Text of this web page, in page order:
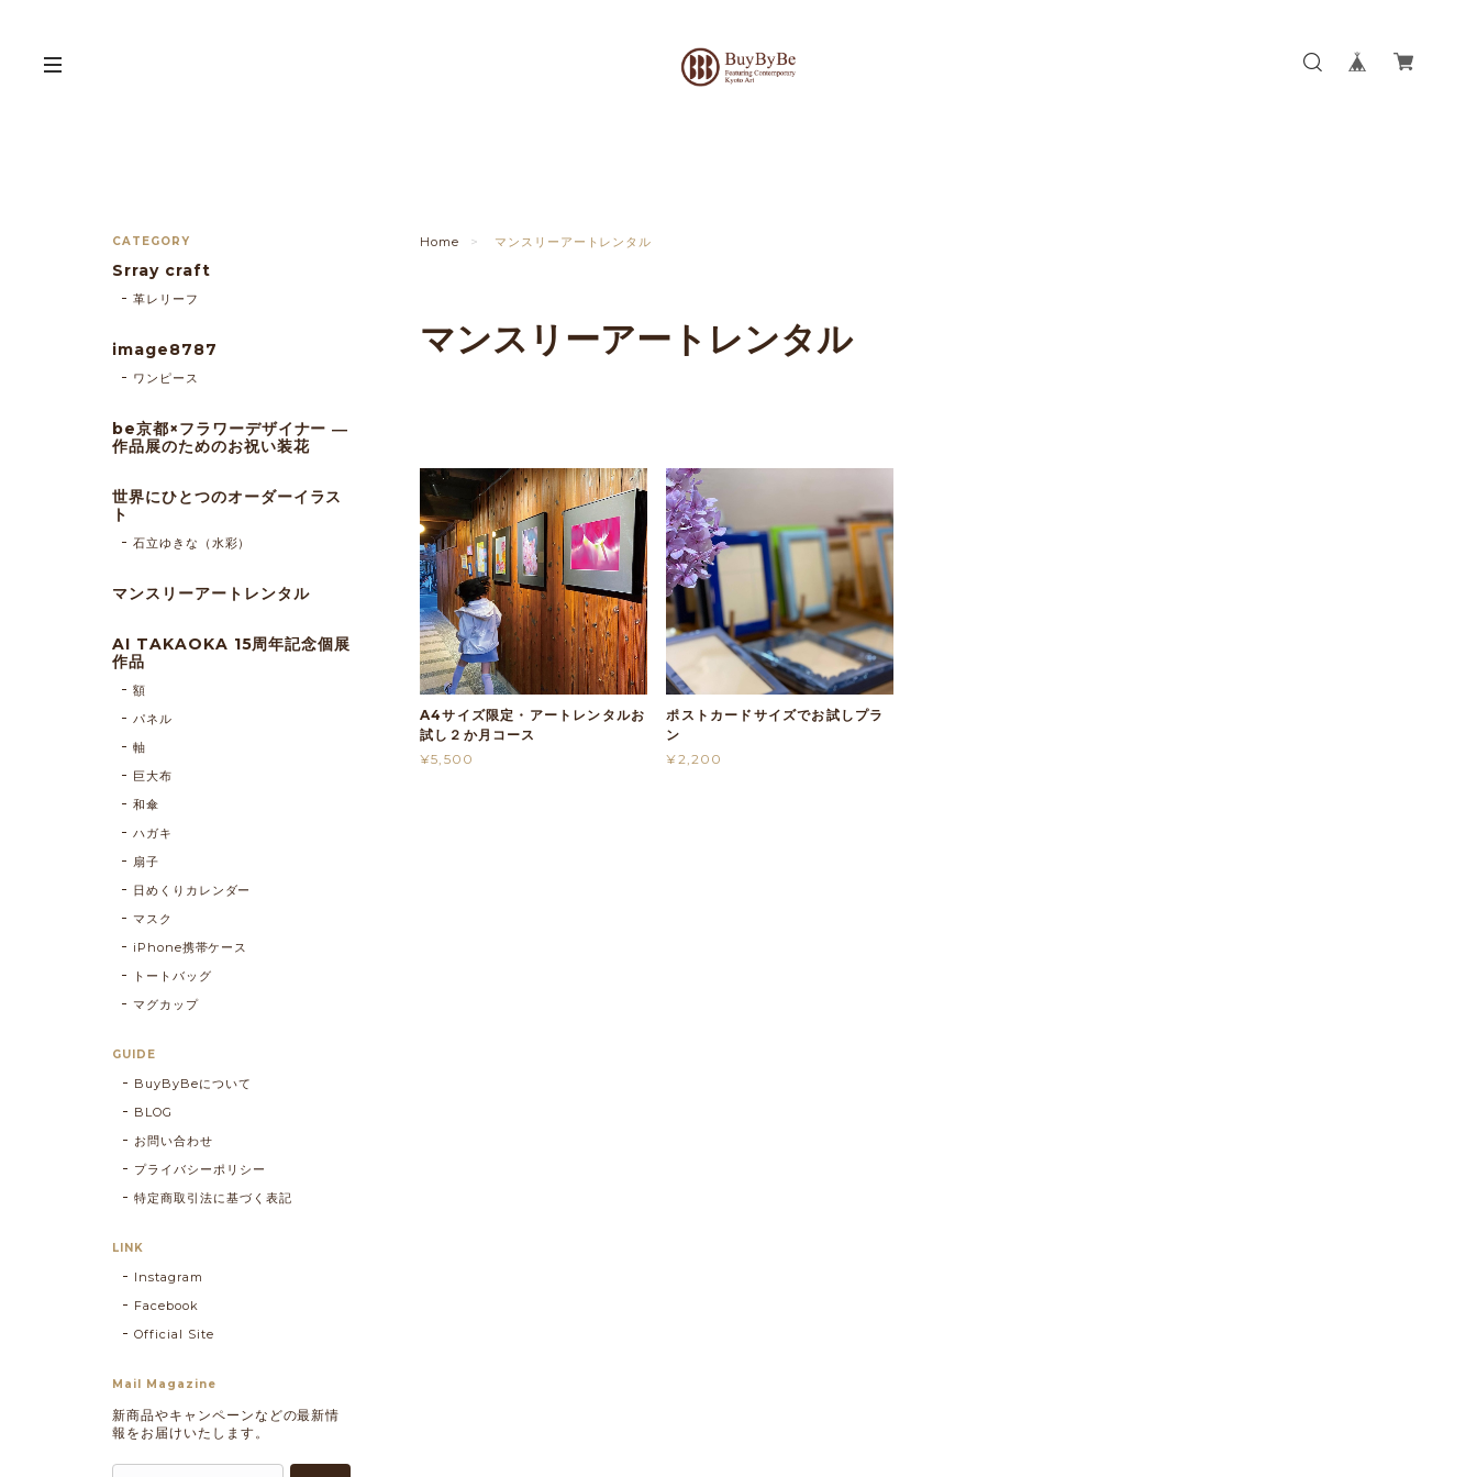
Home マンスリーアートレンタル
マンスリーアートレンタル
A4サイズ限定・アートレンタルお
試し２か月コース
¥5,500
ポストカードサイズでお試しプラ
ン
¥2,200
CATEGORY
Srray craft
革レリーフ
image8787
ワンピース
be京都×フラワーデザイナー ―
作品展のためのお祝い装花
世界にひとつのオーダーイラス
ト
石立ゆきな（水彩）
マンスリーアートレンタル
AI TAKAOKA 15周年記念個展
作品
額
パネル
軸
巨大布
和傘
ハガキ
扇子
日めくりカレンダー
マスク
iPhone携帯ケース
トートバッグ
マグカップ
GUIDE
BuyByBeについて
BLOG
お問い合わせ
プライバシーポリシー
特定商取引法に基づく表記
LINK
Instagram
Facebook
Official Site
Mail Magazine
新商品やキャンペーンなどの最新情
報をお届けいたします。